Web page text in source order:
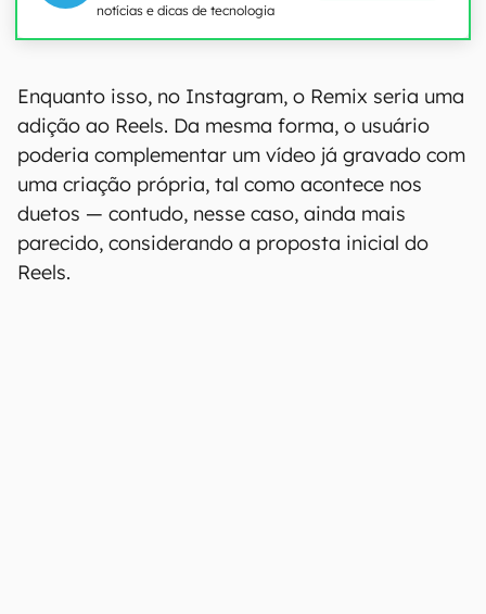
notícias e dicas de tecnologia
Enquanto isso, no Instagram, o Remix seria uma
adição ao Reels. Da mesma forma, o usuário
poderia complementar um vídeo já gravado com
uma criação própria, tal como acontece nos
duetos — contudo, nesse caso, ainda mais
parecido, considerando a proposta inicial do
Reels.